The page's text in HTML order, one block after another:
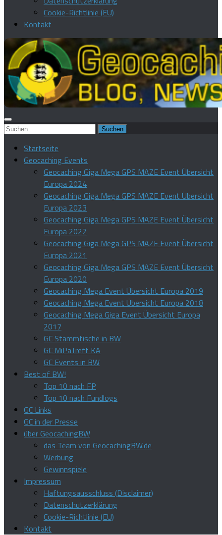
Cookie-Richtlinie (EU)
Kontakt
Suchen
Startseite
Geocaching Events
Geocaching Giga Mega GPS MAZE Event Übersicht
Europa 2024
Geocaching Giga Mega GPS MAZE Event Übersicht
Europa 2023
Geocaching Giga Mega GPS MAZE Event Übersicht
Europa 2022
Geocaching Giga Mega GPS MAZE Event Übersicht
Europa 2021
Geocaching Giga Mega GPS MAZE Event Übersicht
Europa 2020
Geocaching Mega Event Übersicht Europa 2019
Geocaching Mega Event Übersicht Europa 2018
Geocaching Mega Giga Event Übersicht Europa
2017
GC Stammtische in BW
GC MiPaTreff KA
GC Events in BW
Best of BW!
Top 10 nach FP
Top 10 nach Fundlogs
GC Links
GC in der Presse
über GeocachingBW
das Team von GeocachingBW.de
Werbung
Gewinnspiele
Impressum
Haftungsausschluss (Disclaimer)
Datenschutzerklärung
Cookie-Richtlinie (EU)
Kontakt